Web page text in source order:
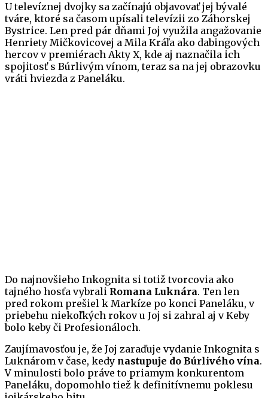
U televíznej dvojky sa začínajú objavovať jej bývalé
tváre, ktoré sa časom upísali televízii zo Záhorskej
Bystrice. Len pred pár dňami Joj využila angažovanie
Henriety Mičkovicovej a Mila Kráľa ako dabingových
hercov v premiérach Akty X, kde aj naznačila ich
spojitosť s Búrlivým vínom, teraz sa na jej obrazovku
vráti hviezda z Paneláku.
Do najnovšieho Inkognita si totiž tvorcovia ako
tajného hosťa vybrali Romana Luknára. Ten len
pred rokom prešiel k Markíze po konci Paneláku, v
priebehu niekoľkých rokov u Joj si zahral aj v Keby
bolo keby či Profesionáloch.
Zaujímavosťou je, že Joj zaraďuje vydanie Inkognita s
Luknárom v čase, kedy nastupuje do Búrlivého vína.
V minulosti bolo práve to priamym konkurentom
Paneláku, dopomohlo tiež k definitívnemu poklesu